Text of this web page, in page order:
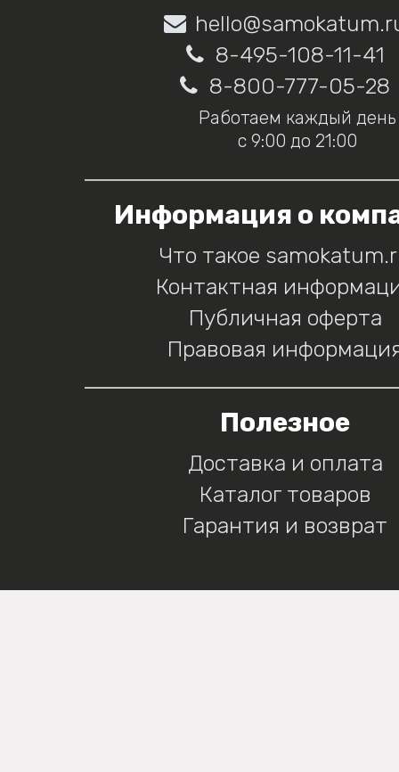
8-495-108-11-41
8-800-777-05-28
Работаем каждый день
с 9:00 до 21:00
Информация о
Что такое
Контактная
Публичная оферта
Правовая
Полезное
Доставка и оплата
Каталог товаров
Гарантия и возврат